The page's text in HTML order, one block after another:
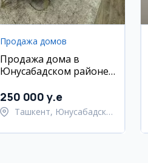
Продажа домов
Продажа дома в
Юнусабадском районе,
250 000 y.e
Ташкент, Юнусабадский